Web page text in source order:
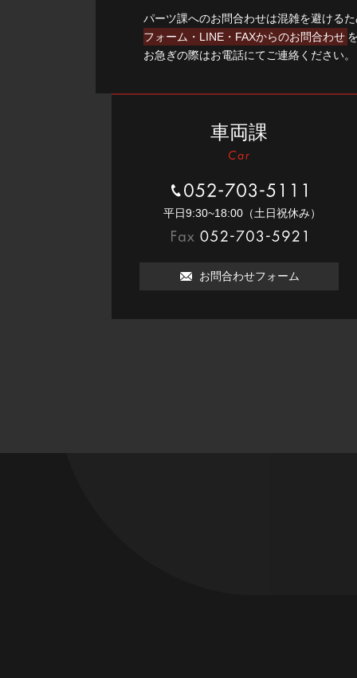
パーツ課へのお問合わせは混雑を避ける
フォーム・LINE・FAXからのお問合わせ
お急ぎの際はお電話にてご連絡ください。
車両課
052-703-5111
平⽇9:30~18:00（⼟⽇祝休み）
お問合わせフォーム